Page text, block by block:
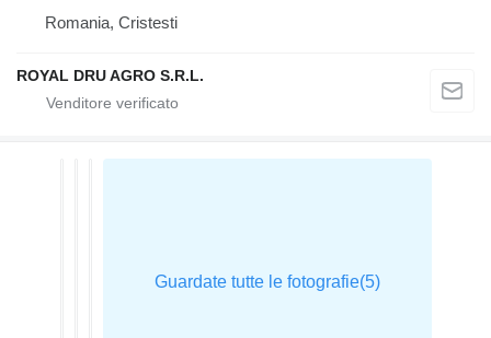
Romania, Cristesti
ROYAL DRU AGRO S.R.L.